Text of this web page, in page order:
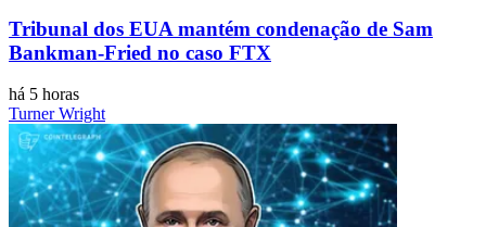
Tribunal dos EUA mantém condenação de Sam
Bankman-Fried no caso FTX
há 5 horas
Turner Wright